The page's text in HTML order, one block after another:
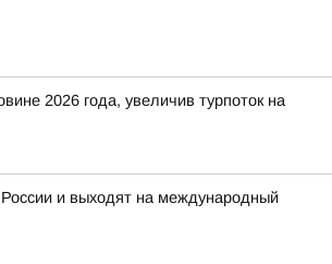
2026 года, увеличив турпоток на
и выходят на международный